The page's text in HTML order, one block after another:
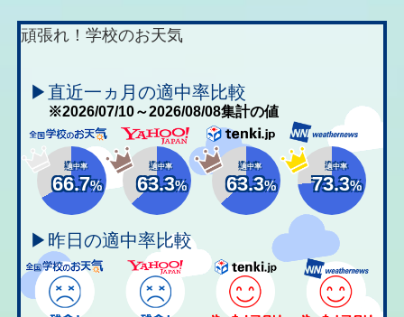
頑張れ！学校のお天気
▶直近一ヵ月の適中率比較
※2026/07/10～2026/08/08集計の値
適中率
66.7%
適中率
63.3%
適中率
63.3%
適中率
73.3%
▶昨日の適中率比較